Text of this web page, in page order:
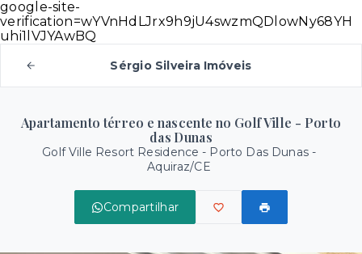
google-site-
verification=wYVnHdLJrx9h9jU4swzmQDlowNy68YH
uhi1lVJYAwBQ
Sérgio Silveira Imóveis
Apartamento térreo e nascente no Golf Ville - Porto
das Dunas
Golf Ville Resort Residence - Porto Das Dunas -
Aquiraz/CE
Compartilhar